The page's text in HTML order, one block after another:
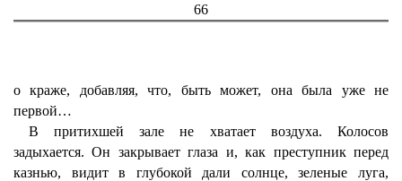
66
о краже, добавляя, что, быть может, она была уже не
первой…
В притихшей зале не хватает воздуха. Колосов
задыхается. Он закрывает глаза и, как преступник перед
казнью, видит в глубокой дали солнце, зеленые луга,